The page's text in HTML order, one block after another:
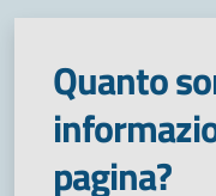
Quanto
pagina?